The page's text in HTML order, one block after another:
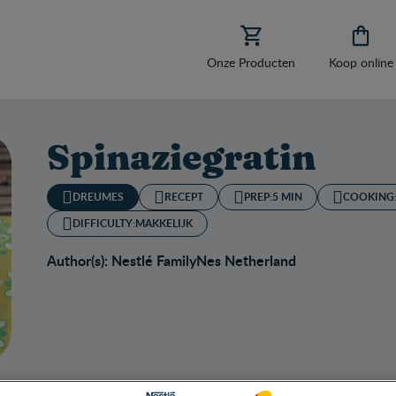

Onze Producten

Koop online
Spinaziegratin
DREUMES RECEPT PREP:5 MIN
DIFFICULTY:MAKKELIJK
Author(s): Nestlé FamilyNes Netherland